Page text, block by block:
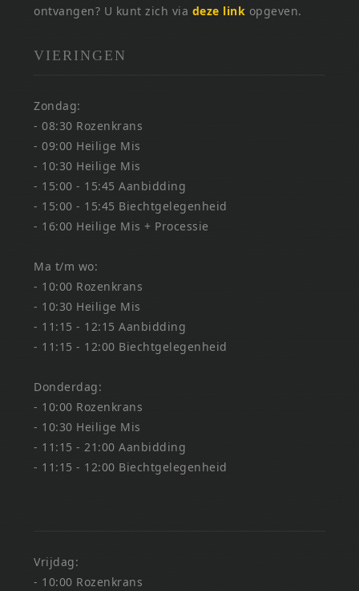
ontvangen? U kunt zich via deze link opgeven.
VIERINGEN
Zondag:
- 08:30 Rozenkrans
- 09:00 Heilige Mis
- 10:30 Heilige Mis
- 15:00 - 15:45 Aanbidding
- 15:00 - 15:45 Biechtgelegenheid
- 16:00 Heilige Mis + Processie
Ma t/m wo:
- 10:00 Rozenkrans
- 10:30 Heilige Mis
- 11:15 - 12:15 Aanbidding
- 11:15 - 12:00 Biechtgelegenheid
Donderdag:
- 10:00 Rozenkrans
- 10:30 Heilige Mis
- 11:15 - 21:00 Aanbidding
- 11:15 - 12:00 Biechtgelegenheid
Vrijdag:
- 10:00 Rozenkrans